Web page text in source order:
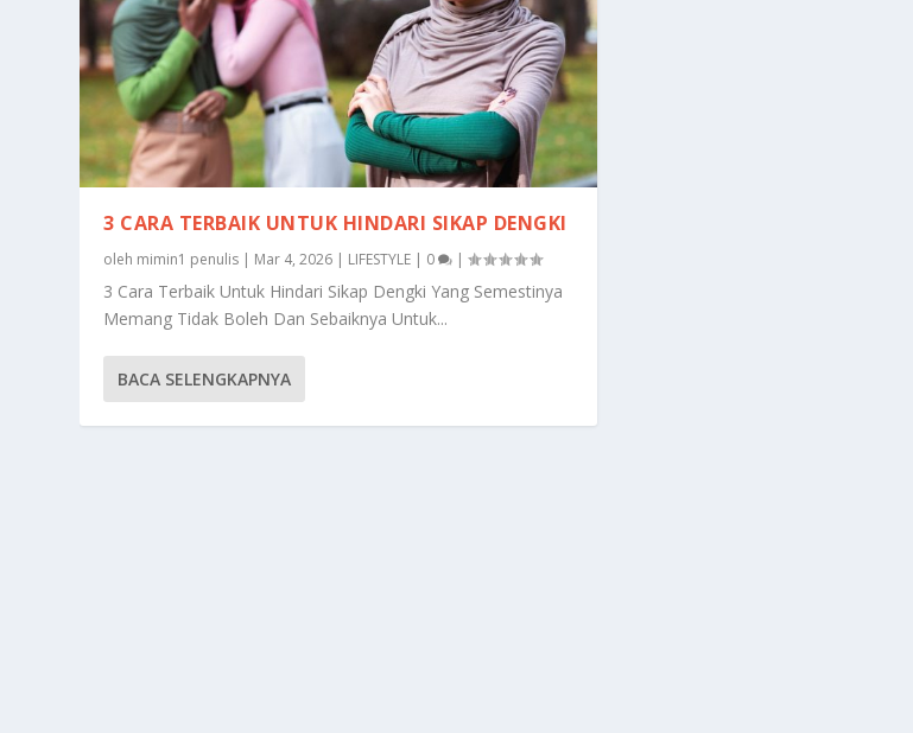
3 CARA TERBAIK UNTUK HINDARI SIKAP DENGKI
oleh mimin1 penulis | Mar 4, 2026 | LIFESTYLE | 0 |
3 Cara Terbaik Untuk Hindari Sikap Dengki Yang Semestinya
Memang Tidak Boleh Dan Sebaiknya Untuk...
BACA SELENGKAPNYA